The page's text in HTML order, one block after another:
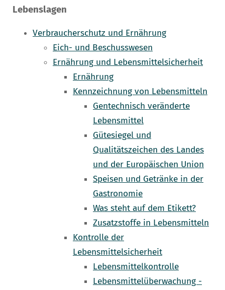
Lebenslagen
Verbraucherschutz und Ernährung
Eich- und Beschusswesen
Ernährung und Lebensmittelsicherheit
Ernährung
Kennzeichnung von Lebensmitteln
Gentechnisch veränderte
Lebensmittel
Gütesiegel und
Qualitätszeichen des Landes
und der Europäischen Union
Speisen und Getränke in der
Gastronomie
Was steht auf dem Etikett?
Zusatzstoffe in Lebensmitteln
Kontrolle der
Lebensmittelsicherheit
Lebensmittelkontrolle
Lebensmittelüberwachung -